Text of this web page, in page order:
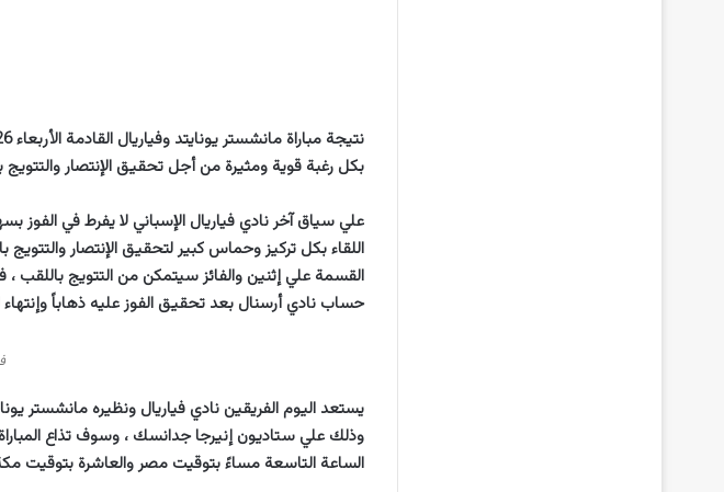
بكل رغبة قوية ومثيرة من أجل تحقيق الإنتصار والتتويج
علي سياق آخر نادي فياريال الإسباني لا يفرط في الفوز
اللقاء بكل تركيز وحماس كبير لتحقيق الإنتصار
القسمة علي إثنين والفائز سيتمكن من التتويج باللقب
حساب نادي أرسنال بعد تحقيق الفوز عليه ذهاباً وإنتهاء
يستعد اليوم الفريقين نادي فياريال ونظيره مانشستر
الساعة التاسعة مساءً بتوقيت مصر والعاشرة بتوقيت